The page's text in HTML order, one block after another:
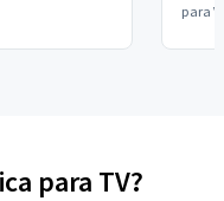
para
para TV?